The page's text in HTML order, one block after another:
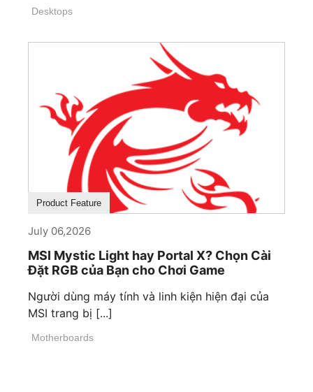
Desktops
Product Feature
July 06,2026
MSI Mystic Light hay Portal X? Chọn Cài
Đặt RGB của Bạn cho Chơi Game
Người dùng máy tính và linh kiện hiện đại của
MSI trang bị [...]
Motherboards